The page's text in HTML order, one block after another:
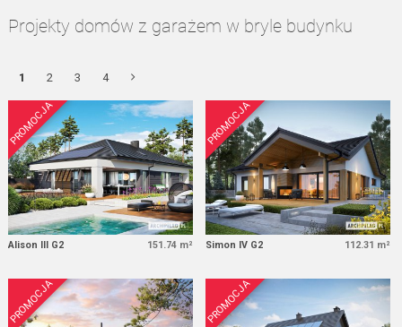
Projekty domów z garażem w bryle budynku
1 2 3 4
PROMOCJA
Alison III G2 151.74 m²
PROMOCJA
Simon IV G2 112.31 m²
PROMOCJA PROMOCJA